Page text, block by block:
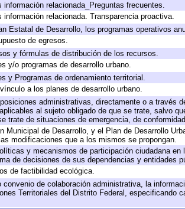
relacionada_Preguntas frecuentes.
información relacionada. Transparencia proactiva.
Estatal de Desarrollo, los programas operativos
de egresos.
y fórmulas de distribución de los recursos.
y/o programas de desarrollo urbano.
y Programas de ordenamiento territorial.
a los planes de desarrollo urbano.
administrativas, directamente o a través
al sujeto obligado de que se trate, salvo
trate de situaciones de emergencia, de
Municipal de Desarrollo, y el Plan de Desarrollo
modificaciones que a los mismos se propongan.
y mecanismos de participación ciudadana
de decisiones de sus dependencias y entidades
de factibilidad ecológica.
de colaboración administrativa, la
Territoriales del Distrito Federal, especificando